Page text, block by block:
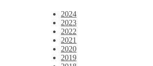
2024
2023
2022
2021
2020
2019